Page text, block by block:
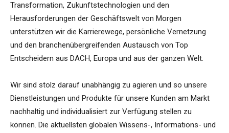
Transformation, Zukunftstechnologien und den
Herausforderungen der Geschäftswelt von Morgen
unterstützen wir die Karrierewege, persönliche Vernetzung
und den branchenübergreifenden Austausch von Top
Entscheidern aus DACH, Europa und aus der ganzen Welt.
Wir sind stolz darauf unabhängig zu agieren und so unsere
Dienstleistungen und Produkte für unsere Kunden am Markt
nachhaltig und individualisiert zur Verfügung stellen zu
können. Die aktuellsten globalen Wissens-, Informations- und